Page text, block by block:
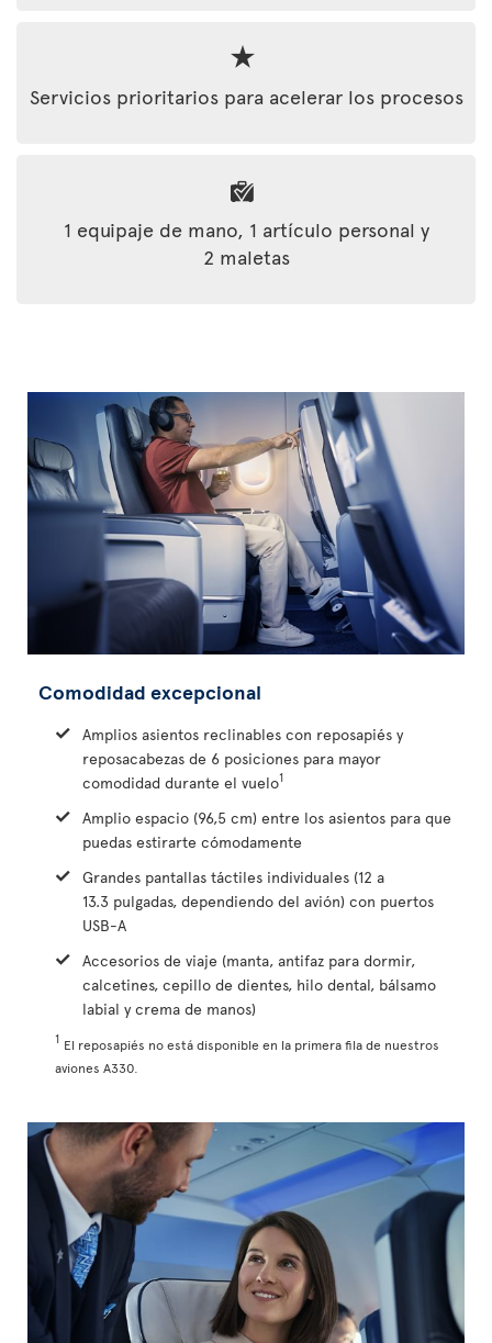
Servicios prioritarios para acelerar los procesos
1 equipaje de mano, 1 artículo personal y
2 maletas
Comodidad excepcional
Amplios asientos reclinables con reposapiés y
reposacabezas de 6 posiciones para mayor
comodidad durante el vuelo1
Amplio espacio (96,5 cm) entre los asientos para que
puedas estirarte cómodamente
Grandes pantallas táctiles individuales (12 a
13.3 pulgadas, dependiendo del avión) con puertos
USB-A
Accesorios de viaje (manta, antifaz para dormir,
calcetines, cepillo de dientes, hilo dental, bálsamo
labial y crema de manos)
1 El reposapiés no está disponible en la primera fila de nuestros
aviones A330.